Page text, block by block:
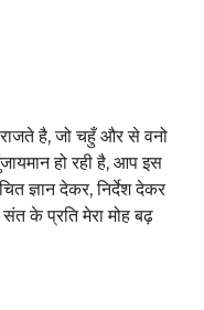
है, जो चहुँ और से वनो
हो रही है, आप इस
ज्ञान देकर, निर्देश देकर
संत के प्रति मेरा मोह बढ़